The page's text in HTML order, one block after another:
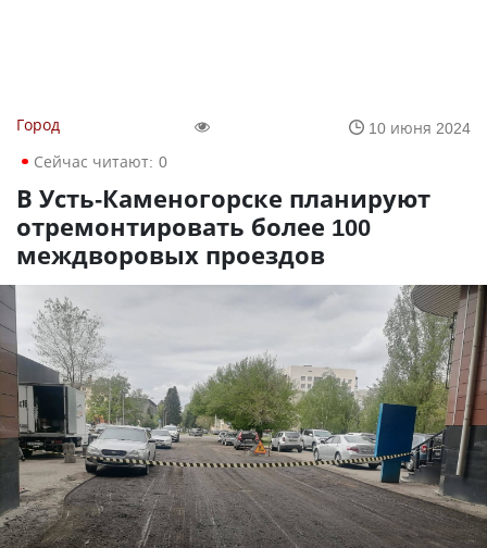
Город
10 июня 2024
Сейчас читают: 0
В Усть-Каменогорске планируют
отремонтировать более 100
междворовых проездов